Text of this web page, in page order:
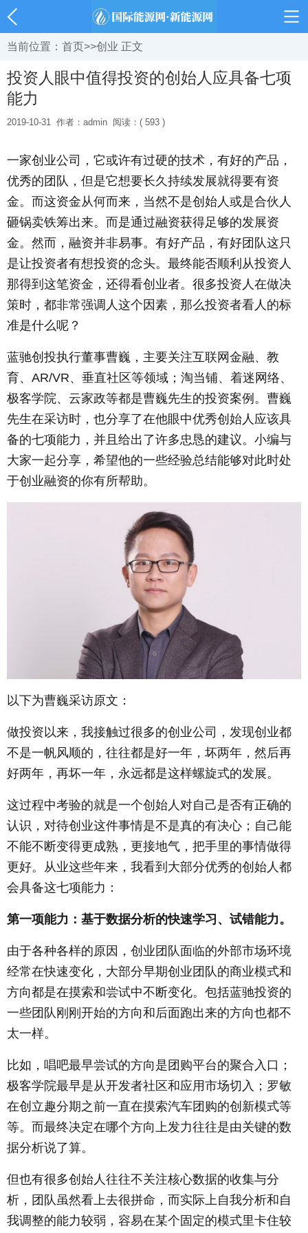
当前位置： 首页>>创业 正文
投资人眼中值得投资的创始人应具备七项
能力
2019-10-31 作者：admin 阅读：( 593 )
一家创业公司，它或许有过硬的技术，有好的产品，
优秀的团队，但是它想要长久持续发展就得要有资
金。而这资金从何而来，当然不是创始人或是合伙人
砸锅卖铁筹出来。而是通过融资获得足够的发展资
金。然而，融资并非易事。有好产品，有好团队这只
是让投资者有想投资的念头。最终能否顺利从投资人
那得到这笔资金，还得看创业者。很多投资人在做决
策时，都非常强调人这个因素，那么投资者看人的标
准是什么呢？
蓝驰创投执行董事曹巍，主要关注互联网金融、教
育、AR/VR、垂直社区等领域；淘当铺、着迷网络、
极客学院、云家政等都是曹巍先生的投资案例。曹巍
先生在采访时，也分享了在他眼中优秀创始人应该具
备的七项能力，并且给出了许多忠恳的建议。小编与
大家一起分享，希望他的一些经验总结能够对此时处
于创业融资的你有所帮助。
以下为曹巍采访原文：
做投资以来，我接触过很多的创业公司，发现创业都
不是一帆风顺的，往往都是好一年，坏两年，然后再
好两年，再坏一年，永远都是这样螺旋式的发展。
这过程中考验的就是一个创始人对自己是否有正确的
认识，对待创业这件事情是不是真的有决心；自己能
不能不断变得更成熟，更接地气，把手里的事情做得
更好。从业这些年来，我看到大部分优秀的创始人都
会具备这七项能力：
第一项能力：基于数据分析的快速学习、试错能力。
由于各种各样的原因，创业团队面临的外部市场环境
经常在快速变化，大部分早期创业团队的商业模式和
方向都是在摸索和尝试中不断变化。包括蓝驰投资的
一些团队刚刚开始的方向和后面跑出来的方向也都不
太一样。
比如，唱吧最早尝试的方向是团购平台的聚合入口；
极客学院最早是从开发者社区和应用市场切入；罗敏
在创立趣分期之前一直在摸索汽车团购的创新模式等
等。而最终决定在哪个方向上发力往往是由关键的数
据分析说了算。
但也有很多创始人往往不关注核心数据的收集与分
析，团队虽然看上去很拼命，而实际上自我分析和自
我调整的能力较弱，容易在某个固定的模式里卡住较